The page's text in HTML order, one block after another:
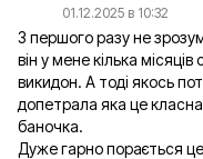
01.12.2025 в 10:32
З першого разу не
він у мене кілька
викидон. А тоді якось
допетрала яка це класна
баночка.
Дуже гарно порається